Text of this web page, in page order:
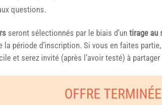
questions.
seront sélectionnés par le biais d’un tirage au
la période d’inscription. Si vous en faites
et serez invité (après l’avoir testé) à